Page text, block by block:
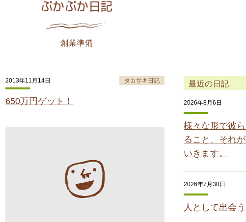
ぷかぷか日記
ぷかぷか日記
創業準備
2013年11月14日 タカサキ日記
650万円ゲット！
最近の日記
2026年8月6日
様々な形で彼
ること、それ
いきます。
2026年7月30日
人として出会う